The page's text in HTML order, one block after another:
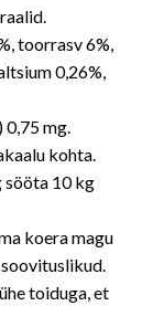
toorrasv 6%,
0,26%,
mg.
kohta.
sööta 10 kg
koera magu
toiduga, et